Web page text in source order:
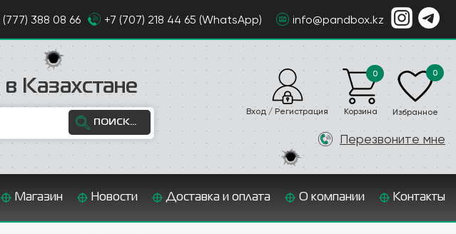
(777) 388 08 66 +7 (707) 218 44 65 (WhatsApp) info@pandbox.kz
Казахстане
ПОИСК...
Вход / Регистрация Корзина
0
Избранное
0
Перезвоните мне
Магазин Новости Доставка и оплата О компании Контакты